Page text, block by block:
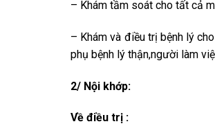
– Khám tầm soát cho tất cả
– Khám và điều trị bệnh lý
phụ bệnh lý thận,người làm
2/ Nội khớp:
Về điều trị :